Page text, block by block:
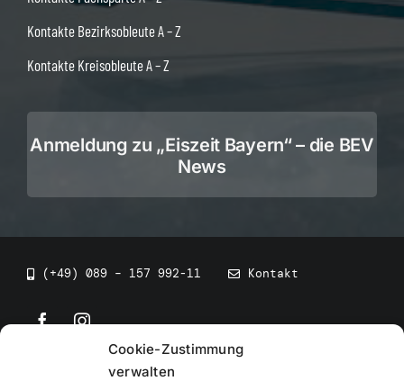
Cookie-Zustimmung
verwalten
Kontakte Bezirksobleute A – Z
Kontakte Kreisobleute A – Z
Anmeldung zu „Eiszeit Bayern“ – die BEV
News
(+49) 089 – 157 992-11 Kontakt
• BEV Bayerischer Eissportverband